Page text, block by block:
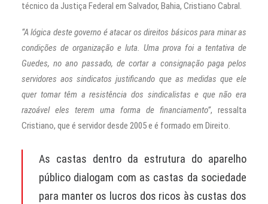
técnico da Justiça Federal em Salvador, Bahia, Cristiano Cabral.
“A lógica deste governo é atacar os direitos básicos para minar as
condições de organização e luta. Uma prova foi a tentativa de
Guedes, no ano passado, de cortar a consignação paga pelos
servidores aos sindicatos justificando que as medidas que ele
quer tomar têm a resistência dos sindicalistas e que não era
razoável eles terem uma forma de financiamento”, ressalta
Cristiano, que é servidor desde 2005 e é formado em Direito.
As castas dentro da estrutura do aparelho
público dialogam com as castas da sociedade
para manter os lucros dos ricos às custas dos